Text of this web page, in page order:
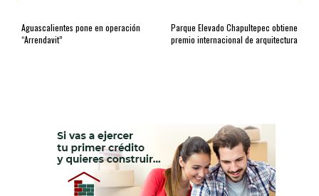
Aguascalientes pone en operación
“Arrendavit”
Parque Elevado Chapultepec obtiene
premio internacional de arquitectura